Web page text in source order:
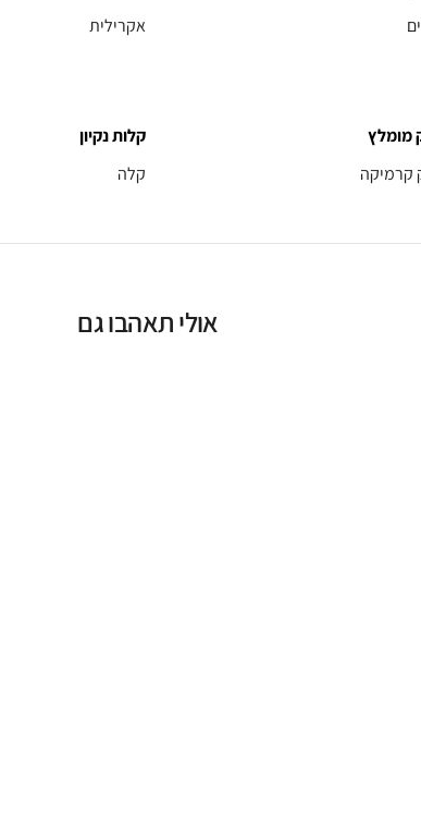
אקרילית
מומלץ
קרמיקה
קלות נקיון
קלה
אולי תאהבו גם